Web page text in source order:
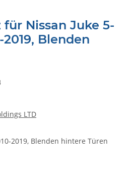
Nissan Juke 5-
Blenden
LTD
2019, Blenden hintere Türen